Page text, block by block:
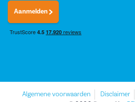
Aanmelden
Algemene voorwaarden Disclaimer